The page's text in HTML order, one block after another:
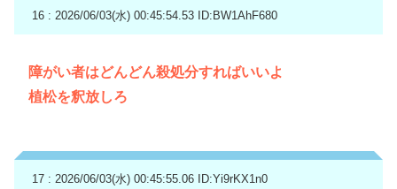
16 : 2026/06/03(水) 00:45:54.53 ID:BW1AhF680
障がい者はどんどん殺処分すればいいよ
植松を釈放しろ
17 : 2026/06/03(水) 00:45:55.06 ID:Yi9rKX1n0